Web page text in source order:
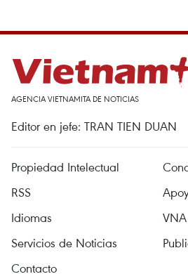
AGENCIA VIETNAMITA DE NOTICIAS
Editor en jefe: TRAN TIEN DUAN
Propiedad Intelectual
RSS
Idiomas
VNA
Servicios de Noticias
Contacto